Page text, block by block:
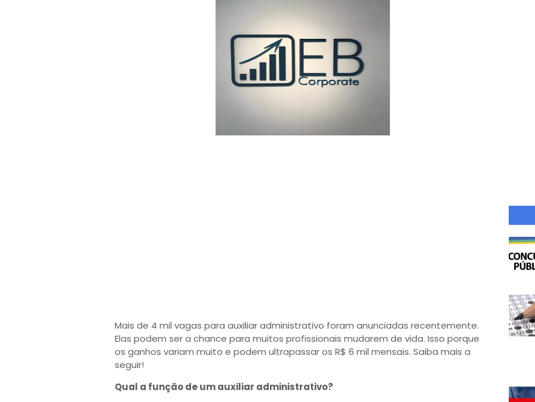
Mais de 4 mil vagas para auxiliar administrativo foram anunciadas recentemente.
Elas podem ser a chance para muitos profissionais mudarem de vida. Isso porque
os ganhos variam muito e podem ultrapassar os R$ 6 mil mensais. Saiba mais a
seguir!
Qual a função de um auxiliar administrativo?